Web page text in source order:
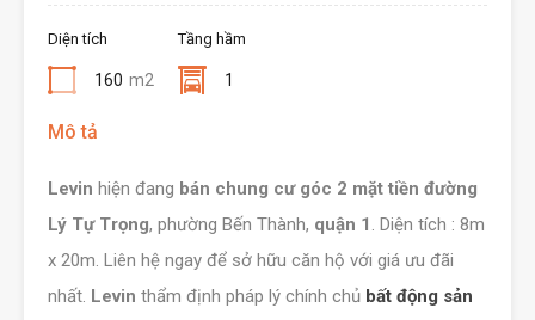
Diện tích
160 m2
Tầng hầm
1
Mô tả
Levin hiện đang bán chung cư góc 2 mặt tiền đường
Lý Tự Trọng, phường Bến Thành, quận 1 . Diện tích : 8m
x 20m. Liên hệ ngay để sở hữu căn hộ với giá ưu đãi
nhất. Levin thẩm định pháp lý chính chủ bất động sản